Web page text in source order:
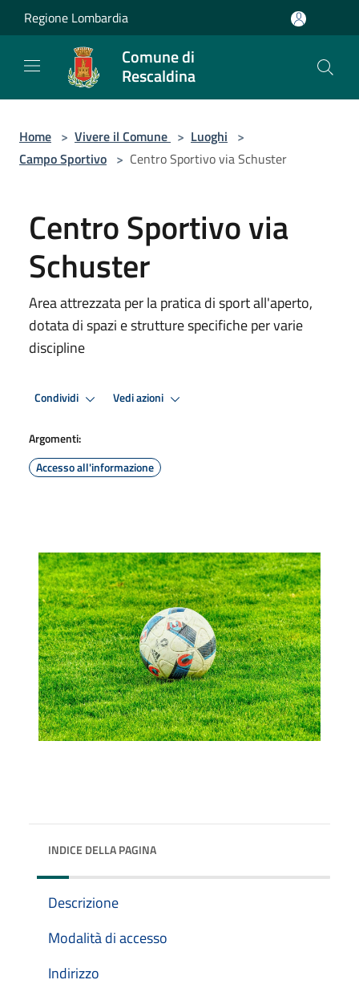
Salta al contenuto principale
Regione Lombardia
Comune di
Rescaldina
Home > Vivere il Comune > Luoghi >
Campo Sportivo > Centro Sportivo via Schuster
Centro Sportivo via
Schuster
Area attrezzata per la pratica di sport all'aperto,
dotata di spazi e strutture specifiche per varie
discipline
Condividi Vedi azioni
Argomenti:
Accesso all'informazione
INDICE DELLA PAGINA
Descrizione
Modalità di accesso
Indirizzo